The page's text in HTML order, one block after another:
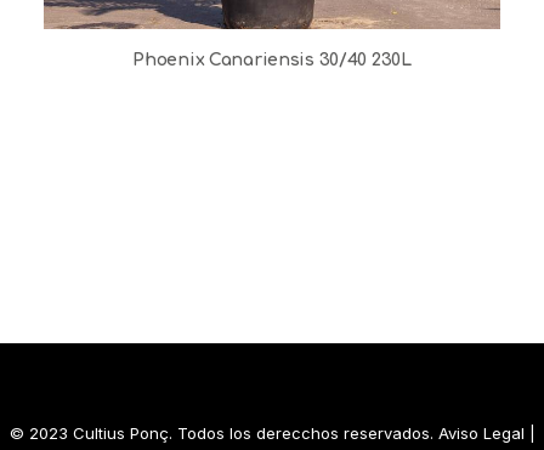
Phoenix Canariensis 30/40 230L
© 2023 Cultius Ponç. Todos los derecchos reservados. Aviso Legal